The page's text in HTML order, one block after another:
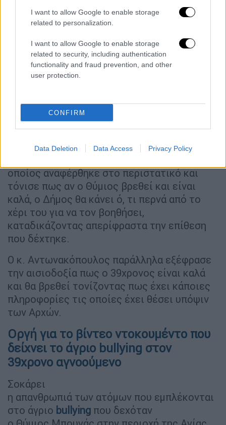
I want to allow Google to enable storage
related to personalization.
I want to allow Google to enable storage
related to security, including authentication
functionality and fraud prevention, and other
user protection.
CONFIRM
Data Deletion Data Access Privacy Policy
Πύργος: Η συγκλονιστική ιστορία του
άνδρα που κυκλοφορούσε με πριόνι
Δήμαρχος Πύργου: Θα κάνουμε ό,τι
βοηθήσουμε
Στην εκπομπή της Ναταλίας Γερμανού
«Καλύτερα Δε Γίνεται» μίλησε την Κυριακή ο
οποίος αναφέρθηκε στο περιστατικό και
τόνισε πως αν ο Θύμιος βρεθεί και είναι
καλά, ο Δήμος θα κάνει ό, τι περνά από το
χέρι του για να τον βοηθήσει,
καταδικάζοντας απερίφραστα την επίθεση
που δέχτηκε.
Ο κ. Αντωνακόπουλος παράλληλα εξέφρασε
την αισιοδοξία πως ο 39χρονος είναι καλά
και θα βρεθεί τονίζοντας πως έχει κάποιες
πληροφορίες τις οποίες έχει θέσει υπόψιν
των Αρχών.
Οργή για το βίντεο ντοκουμέντο που
δείχνει το άγριο bullying στον
39χρονο αγνοούμενο
Σοκάρει
η απανθρωπιά των ατόμων που εμπλέκονται
στο άγριο bullying που δεχόταν